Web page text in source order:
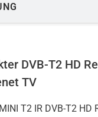
DVB-T2 HD
TV
T2 IR DVB-T2 HD